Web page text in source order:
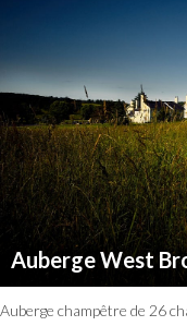
Auberge West
Auberge champêtre de 26